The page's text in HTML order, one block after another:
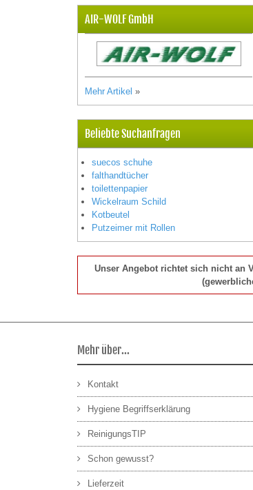
AIR-WOLF GmbH
Mehr Artikel »
Beliebte Suchanfragen
suecos schuhe
falthandtücher
toilettenpapier
Wickelraum Schild
Kotbeutel
Putzeimer mit Rollen
Unser Angebot richtet sich nicht an
Mehr über...
Kontakt
Hygiene Begriffserklärung
ReinigungsTIP
Schon gewusst?
Lieferzeit